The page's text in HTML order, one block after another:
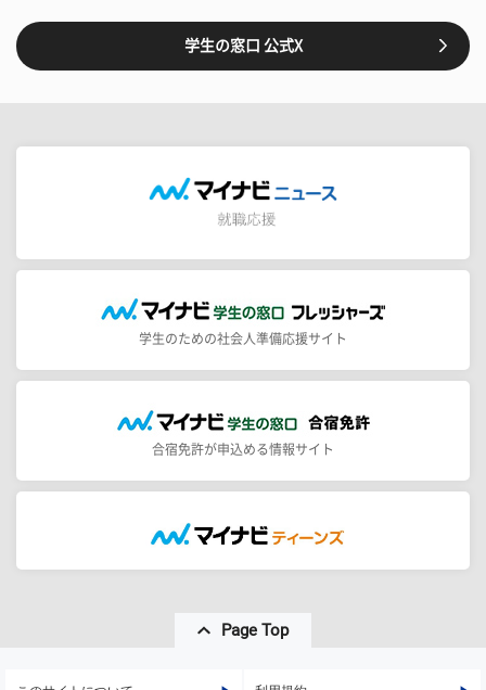
学生の窓口 公式X
学生のための社会人準備応援サイト
合宿免許が申込める情報サイト
Page Top